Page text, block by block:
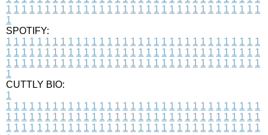
1 1 1 1 1 1 1 1 1 1 1 1 1 1 1 1 1 1 1 1 1 1 1 1 1 1 1 1 1 1 1 1 1
1
SPOTIFY:
1 1 1 1 1 1 1 1 1 1 1 1 1 1 1 1 1 1 1 1 1 1 1 1 1 1 1 1 1 1 1 1 1
1 1 1 1 1 1 1 1 1 1 1 1 1 1 1 1 1 1 1 1 1 1 1 1 1 1 1 1 1 1 1 1 1
1 1 1 1 1 1 1 1 1 1 1 1 1 1 1 1 1 1 1 1 1 1 1 1 1 1 1 1 1 1 1 1 1
1
CUTTLY BIO:
1
1 1 1 1 1 1 1 1 1 1 1 1 1 1 1 1 1 1 1 1 1 1 1 1 1 1 1 1 1 1 1 1 1
1 1 1 1 1 1 1 1 1 1 1 1 1 1 1 1 1 1 1 1 1 1 1 1 1 1 1 1 1 1 1 1 1
1 1 1 1 1 1 1 1 1 1 1 1 1 1 1 1 1 1 1 1 1 1 1 1 1 1 1 1 1 1 1 1 1